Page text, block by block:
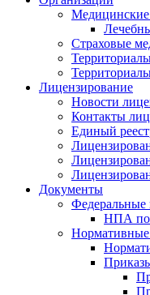
Медицинские
Страховые
Лицензирование
Новости
Контакты
Единый
Документы
Федеральные
НПА по